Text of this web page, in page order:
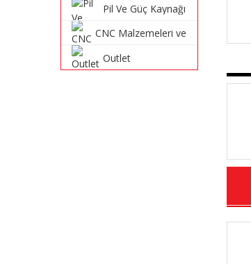
Pil Ve Güç Kaynağı
CNC Malzemeleri ve
Outlet